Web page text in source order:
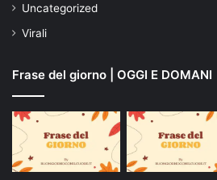
Uncategorized
Virali
Frase del giorno | OGGI E DOMANI